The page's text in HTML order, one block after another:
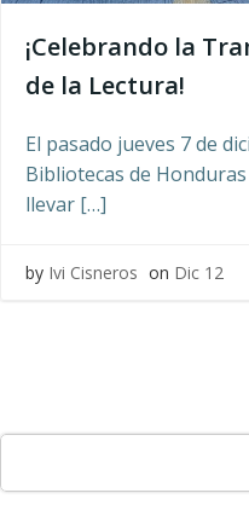
¡Celebrando la
de la Lectura!
El pasado jueves 7 de
Bibliotecas de
llevar […]
by Ivi Cisneros on Dic 12
Buscar